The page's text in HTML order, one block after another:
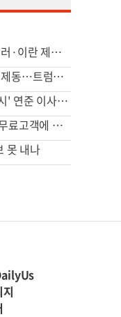
'트럼프 측근' 故그레이엄 의원의 러·이란 제재법안 상원 통과
美법원, 백악관 연회장 공사에 또 제동…트럼프 "정치적 판결"
트럼프, 대법원 제동에도 '눈엣가시' 연준 이사 해임 재추진
시장지배력 노린 오픈AI, 챗GPT 무료고객에 최신 모델 무한제공
못 내나